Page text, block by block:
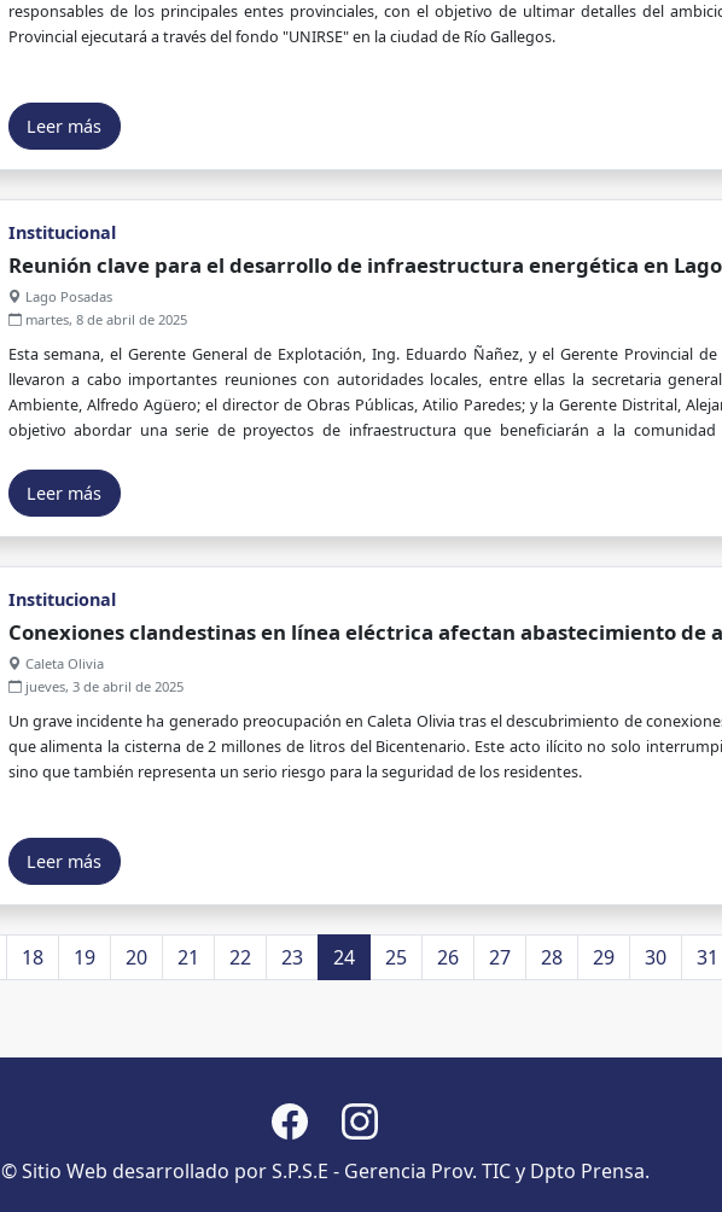
responsables de los principales entes provinciales, con el objetivo de ultimar detalles del
Provincial ejecutará a través del fondo "UNIRSE" en la ciudad de Río Gallegos.
Leer más
Institucional
Reunión clave para el desarrollo de infraestructura energética en Lago
Lago Posadas
martes, 8 de abril de 2025
Esta semana, el Gerente General de Explotación, Ing. Eduardo Ñañez, y el Gerente Provincial
llevaron a cabo importantes reuniones con autoridades locales, entre ellas la secretaria
Ambiente, Alfredo Agüero; el director de Obras Públicas, Atilio Paredes; y la Gerente Distrital,
objetivo abordar una serie de proyectos de infraestructura que beneficiarán a la
Leer más
Institucional
Conexiones clandestinas en línea eléctrica afectan abastecimiento de
Caleta Olivia
jueves, 3 de abril de 2025
Un grave incidente ha generado preocupación en Caleta Olivia tras el descubrimiento de
que alimenta la cisterna de 2 millones de litros del Bicentenario. Este acto ilícito no solo
sino que también representa un serio riesgo para la seguridad de los residentes.
Leer más
18 19 20 21 22 23 24 25 26 27 28 29 30 31
© Sitio Web desarrollado por S.P.S.E - Gerencia Prov. TIC y Dpto Prensa.